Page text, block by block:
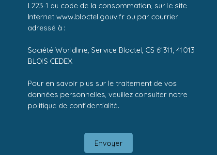
L223-1 du code de la consommation, sur le site
Internet www.bloctel.gouv.fr ou par courrier
adressé à :
Société Worldline, Service Bloctel, CS 61311, 41013
BLOIS CEDEX.
Pour en savoir plus sur le traitement de vos
données personnelles, veuillez consulter notre
politique de confidentialité.
Envoyer